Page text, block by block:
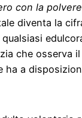
con la
diventa la
che osserva
ha a